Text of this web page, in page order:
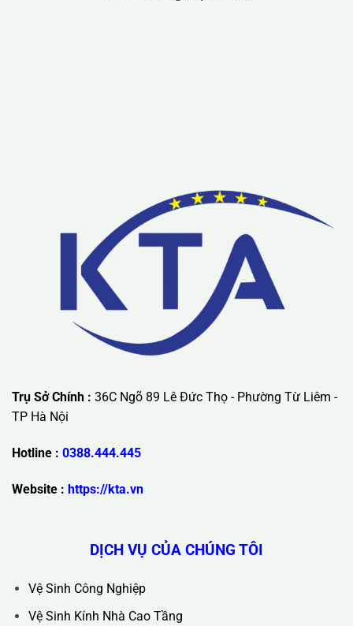
Lưu ý: Liên hệ chúng tôi được áp dụng chương trình khuyến
mãi ưu đãi có giá trị lớn nhất.